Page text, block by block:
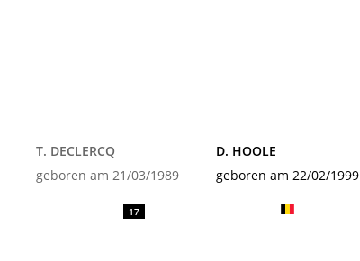
T. DECLERCQ
geboren am 21/03/1989
D. HOOLE
geboren am 22/02/1999
17